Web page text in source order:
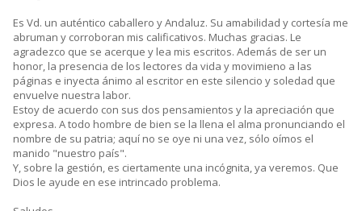
Es Vd. un auténtico caballero y Andaluz. Su amabilidad y cortesía me
abruman y corroboran mis calificativos. Muchas gracias. Le
agradezco que se acerque y lea mis escritos. Además de ser un
honor, la presencia de los lectores da vida y movimieno a las
páginas e inyecta ánimo al escritor en este silencio y soledad que
envuelve nuestra labor.
Estoy de acuerdo con sus dos pensamientos y la apreciación que
expresa. A todo hombre de bien se la llena el alma pronunciando el
nombre de su patria; aquí no se oye ni una vez, sólo oímos el
manido "nuestro país".
Y, sobre la gestión, es ciertamente una incógnita, ya veremos. Que
Dios le ayude en ese intrincado problema.